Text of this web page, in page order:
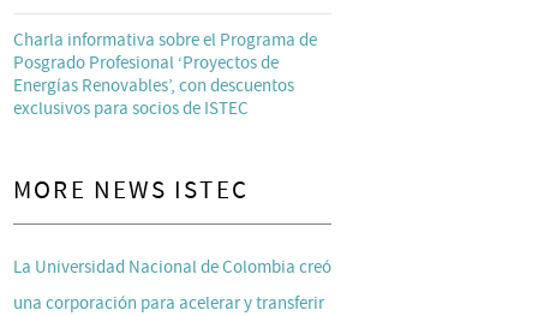
Charla informativa sobre el Programa de
Posgrado Profesional ‘Proyectos de
Energías Renovables’, con descuentos
exclusivos para socios de ISTEC
MORE NEWS ISTEC
La Universidad Nacional de Colombia creó
una corporación para acelerar y transferir